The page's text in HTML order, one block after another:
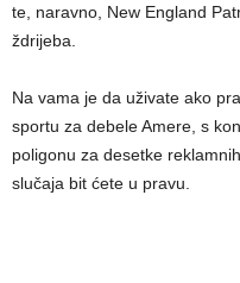
te, naravno, New England
ždrijeba.
Na vama je da uživate ako
sportu za debele Amere, s
poligonu za desetke
slučaja bit ćete u pravu.